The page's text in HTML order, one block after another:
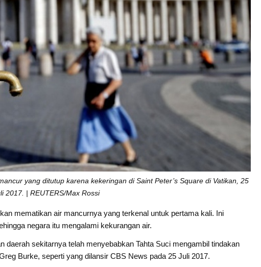
yang ditutup karena kekeringan di Saint Peter’s Square di Vatikan, 25
2017. | REUTERS/Max Rossi
mematikan air mancurnya yang terkenal untuk pertama kali. Ini
negara itu mengalami kekurangan air.
daerah sekitarnya telah menyebabkan Tahta Suci mengambil tindakan
Burke, seperti yang dilansir CBS News pada 25 Juli 2017.